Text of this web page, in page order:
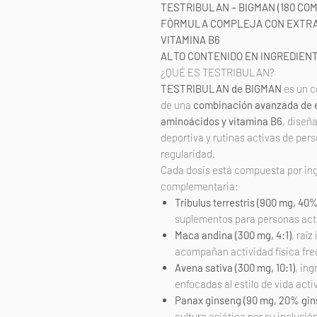
TESTRIBULAN – BIGMAN (180
FÓRMULA COMPLEJA CON
VITAMINA B6
ALTO CONTENIDO EN
¿QUÉ ES TESTRIBULAN?
TESTRIBULAN de BIGMAN es un
de una combinación avanzada
aminoácidos y vitamina B6,
deportiva y rutinas activas de
regularidad.
Cada dosis está compuesta por
complementaria:
Tribulus terrestris (900 mg,
suplementos para personas
Maca andina (300 mg, 4:1), raíz
acompañan actividad física
Avena sativa (300 mg, 10:1),
enfocadas al estilo de vida
Panax ginseng (90 mg, 20%